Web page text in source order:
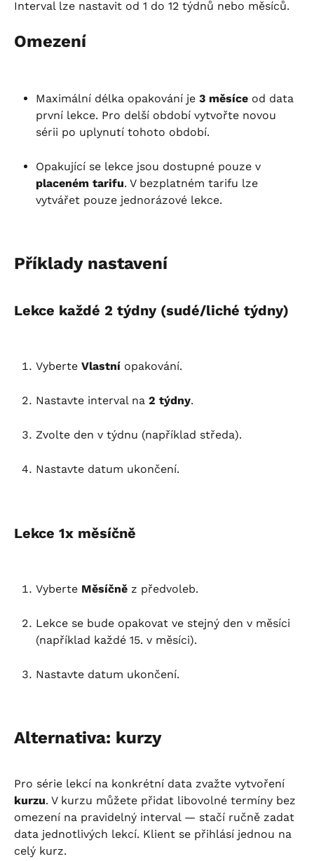
Interval lze nastavit od 1 do 12 týdnů nebo měsíců.
Omezení
Maximální délka opakování je 3 měsíce od data
první lekce. Pro delší období vytvořte novou
sérii po uplynutí tohoto období.
Opakující se lekce jsou dostupné pouze v
placeném tarifu. V bezplatném tarifu lze
vytvářet pouze jednorázové lekce.
Příklady nastavení
Lekce každé 2 týdny (sudé/liché týdny)
Vyberte Vlastní opakování.
Nastavte interval na 2 týdny.
Zvolte den v týdnu (například středa).
Nastavte datum ukončení.
Lekce 1x měsíčně
Vyberte Měsíčně z předvoleb.
Lekce se bude opakovat ve stejný den v měsíci
(například každé 15. v měsíci).
Nastavte datum ukončení.
Alternativa: kurzy
Pro série lekcí na konkrétní data zvažte vytvoření
kurzu. V kurzu můžete přidat libovolné termíny bez
omezení na pravidelný interval — stačí ručně zadat
data jednotlivých lekcí. Klient se přihlásí jednou na
celý kurz.